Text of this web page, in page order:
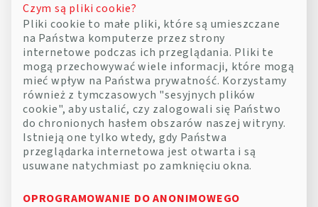
Czym są pliki cookie?
Pliki cookie to małe pliki, które są umieszczane
na Państwa komputerze przez strony
internetowe podczas ich przeglądania. Pliki te
mogą przechowywać wiele informacji, które mogą
mieć wpływ na Państwa prywatność. Korzystamy
również z tymczasowych "sesyjnych plików
cookie", aby ustalić, czy zalogowali się Państwo
do chronionych hasłem obszarów naszej witryny.
Istnieją one tylko wtedy, gdy Państwa
przeglądarka internetowa jest otwarta i są
usuwane natychmiast po zamknięciu okna.
OPROGRAMOWANIE DO ANONIMOWEGO